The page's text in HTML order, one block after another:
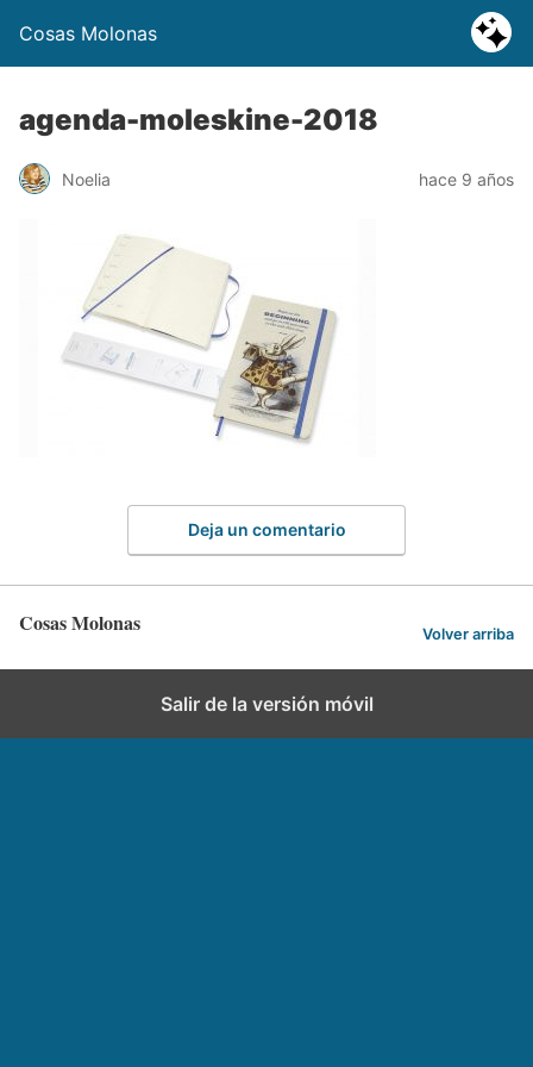
Cosas Molonas
agenda-moleskine-2018
Noelia hace 9 años
Deja un comentario
Cosas Molonas Volver arriba
Salir de la versión móvil